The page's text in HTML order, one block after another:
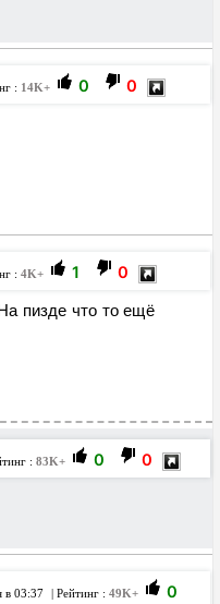
: 14K+ 0 0
: 4K+ 1 0
пизде что то ещё
: 83K+ 0 0
в 03:37 | Рейтинг : 49K+
0